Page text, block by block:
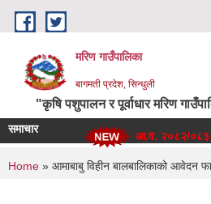
Skip to main content
मरिण गाउँपालिका
बागमती प्रदेश, सिन्धुली
"कृषि पशुपालन र पूर्वाधार मरिण
समाचार
आ.व. २०८२/०८३
You are here
Home » आमाबाबु विहीन बालबालिकाको आवेदन